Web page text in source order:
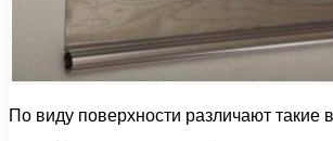
По виду поверхности различают такие